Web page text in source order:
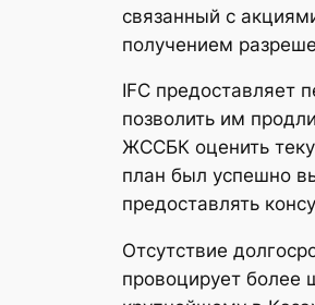
связанный с
получением
IFC предоставляет
позволить им
ЖССБК оценить
план был успешно
предоставлять
Отсутствие
провоцирует более